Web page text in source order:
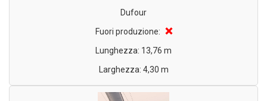
Dufour
Fuori produzione: ❌
Lunghezza: 13,76 m
Larghezza: 4,30 m